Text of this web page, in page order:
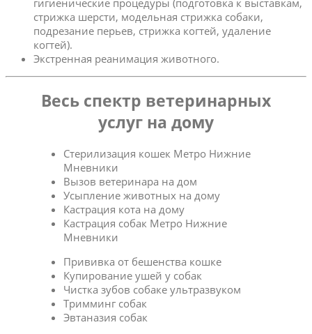
стрижка шерсти, модельная стрижка собаки,
подрезание перьев, стрижка когтей, удаление
когтей).
Экстренная реанимация животного.
Весь спектр ветеринарных
услуг на дому
Стерилизация кошек Метро Нижние
Мневники
Вызов ветеринара на дом
Усыпление животных на дому
Кастрация кота на дому
Кастрация собак Метро Нижние
Мневники
Прививка от бешенства кошке
Купирование ушей у собак
Чистка зубов собаке ультразвуком
Тримминг собак
Эвтаназия собак